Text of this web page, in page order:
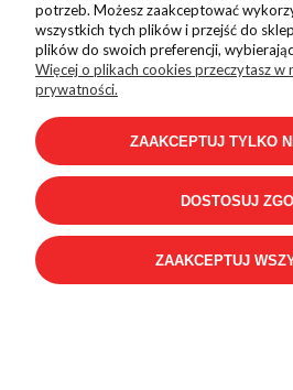
359,99 zł
potrzeb. Możesz zaakceptować
wszystkich tych plików i przejść do
plików do swoich preferencji,
Więcej o plikach cookies przeczytasz w
prywatności.
ZAAKCEPTUJ TYLKO
DOSTOSUJ
ZAAKCEPTUJ